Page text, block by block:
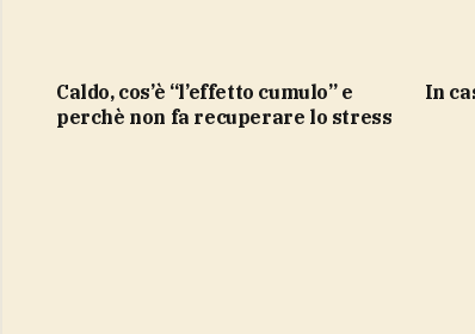
Caldo, cos’è “l’effetto cumulo” e
perchè non fa recuperare lo stress
in